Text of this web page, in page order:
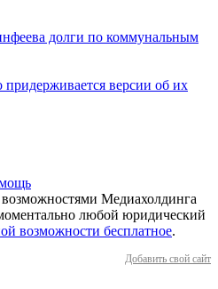
долги по коммунальным
версии об их
Медиахолдинга
любой юридический
возможности бесплатное.
Добавить свой сайт